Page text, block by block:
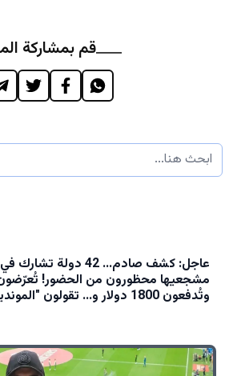
قم بمشاركة
عاجل: كشف صادم… 42
مشجعيها محظورون من الحضور! تُعرّضون
وتُدفعون 1800 دولار و… تقولون "المونديال ليس لنا"